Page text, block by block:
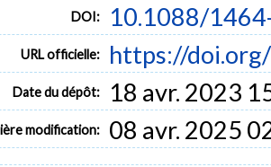
DOI: 10.1088/
URL officielle: https://
Date du dépôt: 18 avr. 2023
modification: 08 avr. 2025